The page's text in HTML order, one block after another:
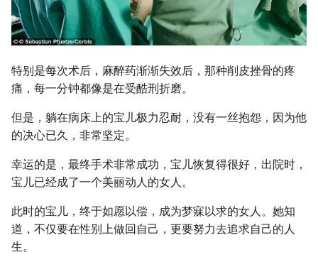
特别是每次术后，麻醉药渐渐失效后，那种削皮挫骨的疼
痛，每一分钟都像是在受酷刑折磨。
但是，躺在病床上的宝儿极力忍耐，没有一丝抱怨，因为他
的决心已久，非常坚定。
幸运的是，最终手术非常成功，宝儿恢复得很好，出院时，
宝儿已经成了一个美丽动人的女人。
此时的宝儿，终于如愿以偿，成为梦寐以求的女人。她知
道，不仅要在性别上做回自己，更要努力去追求自己的人
生。